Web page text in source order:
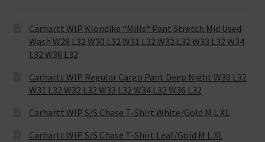
Carhartt WIP Klondike “Mills“ Pant Stretch Mid Used
Wash W28 L32 W30 L32 W31 L32 W32 L32 W33 L32 W34
L32 W36 L32
Carhartt WIP Regular Cargo Pant Deep Night W30 L32
W31 L32 W32 L32 W33 L32 W34 L32 W36 L32
Carhartt WIP S/S Chase T-Shirt White/Gold M L XL
Carhartt WIP S/S Chase T-Shirt Leaf/Gold M L XL